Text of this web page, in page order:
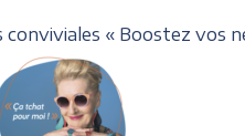
conviviales « Boostez vos